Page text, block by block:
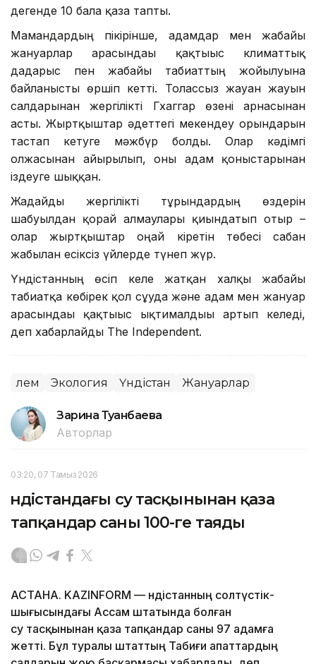
дегенде 10 бала қаза тапты.
Мамандардың пікірінше, адамдар мен жабайы
жануарлар арасындағы қақтығыс климаттық
дағдарыс пен жабайы табиғаттың жойылуына
байланысты өршіп кетті. Толассыз жауған жауын
салдарынан жергілікті Гхаггар өзені арнасынан
асты. Жыртқыштар әдеттегі мекендеу орындарын
тастап кетуге мәжбүр болды. Олар кәдімгі
олжасынан айырылып, оны адам қоныстарынан
іздеуге шыққан.
Жағдайды жергілікті тұрғындардың өздерін
шабуылдан қорғай алмаулары қиындатып отыр –
олар жыртқыштар оңай кіретін төбесі сабан
жабылған есіксіз үйлерде түнеп жүр.
Үндістанның өсіп келе жатқан халқы жабайы
табиғатқа көбірек қол сұғуда және адам мен жануар
арасындағы қақтығыс ықтималдығы артып келеді,
деп хабарлайды The Independent.
Әлем Экология Үндістан Жануарлар
Зарина Туғанбаева
Авторлар
03:20, 07 Тамыз 2026
Үндістандағы су тасқынынан қаза
тапқандар саны 100-ге таяды
АСТАНА. KAZINFORM — Үндістанның солтүстік-
шығысындағы Ассам штатында болған
су тасқынынан қаза тапқандар саны 97 адамға
жетті. Бұл туралы штаттың Табиғи апаттардың